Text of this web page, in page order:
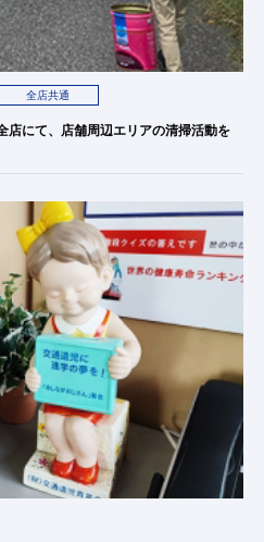
全店共通
店にて、店舗周辺エリアの清掃活動を